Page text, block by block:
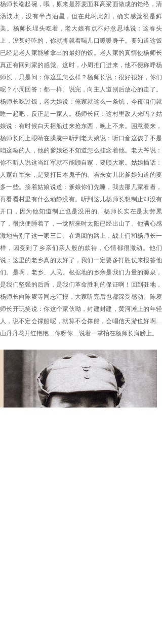
杨师长端起碗，哦，原来是荞麦面和高粱面做成的饸络，清
汤淡水，没有半点油星，但在此时此刻，确实感觉很是鲜
美。杨师长埋头吃着，老大娘有点不好意思地说：这春头
上，没甚好吃的，你就将就着喝几口暖暖身子。要知道这饭
已经是老人家能够拿出的最好的饭。老人家的真情使杨师长
真正有回到家的感觉。这时，小周推门进来，他不便称呼杨
师长，只是问：你这里怎么样？杨师长说：很好很好，你们
呢？小周回答：都一样。说完，向主人道别后放心的走了。
杨师长吃过饭，老大娘说：俺家就这么一条炕，今夜咱们就
睡一起吧，反正是一家人。杨师长问：这村里敌人来吗？姑
娘说：有时候白天摇船过来抢东西，晚上不来。困意袭来，
杨师长闭上眼睛在朦胧中听到老大娘说：听口音这孩子不是
咱这哒的人，他的爹娘还不知道怎么挂念着他。老大爷说：
你不听人说这当红军就不能顾自家，要顾大家。姑娘插话：
人家红军来，是要打日本鬼子的。看来女儿比爹娘知道的要
多一些。接着姑娘说道：爹娘你们先睡，我去那几家看看，
再看看村里有什么动静没有。听到这儿杨师长想制止却没有
开口，因为他知道制止也是没用的。杨师长实在是太劳累
了，很快便睡着了，一觉醒来时太阳已经出山了。他满心感
激地告别了这一家三口。在返回的路上，战士们和杨师长一
样，因受到了乡亲们亲人般的款待，心情都很激动。他们
说：这里的老乡真的太好了，我们一定要多打胜仗来报答他
们。是啊，老乡、人民、根据地的乡亲是我们力量的源泉，
是我们坚强的后盾，是我们革命胜利的保证啊！回到驻地，
杨师长向陈赓等同志汇报，大家听完后也都深受感动。陈赓
师长开玩笑说：你这个家伙呦，封建封建，黄河滩上的年轻
人，说不定会撑船呢，就算不会撑船，会唱信天游也好啊…
山丹丹花开红艳艳…你呀你…说着一掌拍在杨师长肩膀上。